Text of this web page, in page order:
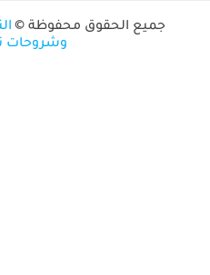
جميع الحقوق محفوظة ©
وشروحات